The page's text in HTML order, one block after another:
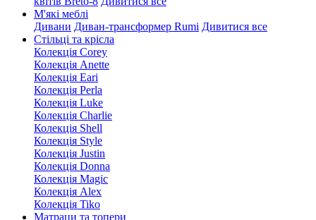
М'які меблі
Дивани Диван-трансформер Rumi Дивитися все
Стільці та крісла
Колекція Corey
Колекція Anette
Колекція Eari
Колекція Perla
Колекція Luke
Колекція Charlie
Колекція Shell
Колекція Style
Колекція Justin
Колекція Donna
Колекція Magic
Колекція Alex
Колекція Tiko
Матраци та топери